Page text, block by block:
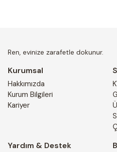
Ren, evinize zarafetle dokunur.
Kurumsal
Hakkımızda
Kurum Bilgileri
Kariyer
Yardım & Destek